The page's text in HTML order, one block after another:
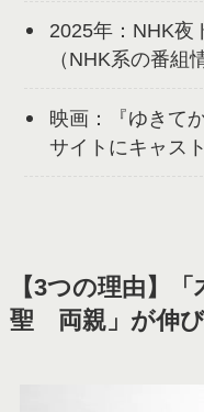
2025年：NHK夜
（NHK系の番組
映画：『ゆきて
サイトにキャス
【3つの理由】
聖 両親」が伸